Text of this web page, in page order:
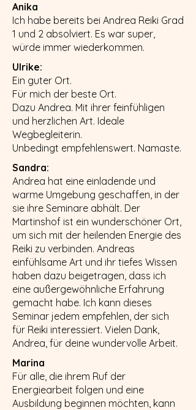
Anika
Ich habe bereits bei Andrea Reiki Grad
1 und 2 absolviert. Es war super,
würde immer wiederkommen.
Ulrike:
Ein guter Ort.
Für mich der beste Ort.
Dazu Andrea. Mit ihrer feinfühligen
und herzlichen Art. Ideale
Wegbegleiterin.
Unbedingt empfehlenswert. Namaste.
Sandra:
Andrea hat eine einladende und
warme Umgebung geschaffen, in der
sie ihre Seminare abhält. Der
Martinshof ist ein wunderschöner Ort,
um sich mit der heilenden Energie des
Reiki zu verbinden. Andreas
einfühlsame Art und ihr tiefes Wissen
haben dazu beigetragen, dass ich
eine außergewöhnliche Erfahrung
gemacht habe. Ich kann dieses
Seminar jedem empfehlen, der sich
für Reiki interessiert. Vielen Dank,
Andrea, für deine wundervolle Arbeit.
Marina
Für alle, die ihrem Ruf der
Energiearbeit folgen und eine
Ausbildung beginnen möchten, kann